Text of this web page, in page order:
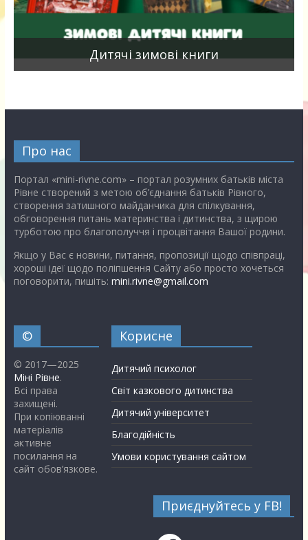
Дитячі зимові книги
Про нас
Портал «mini-rivne.com» – портал розумних батьків міста
Рівне створений з метою об’єднання батьків Рівного,
створення затишного майданчика для спілкування,
обговорення питань материнства і дитинства, з щирою
турботою про благополуччя і процвітання Вашої родини.
Якщо у Вас є новини, питання, пропозиції щодо співпраці,
хороші ідеї щодо поліпшення Сайту або просто хочеться
поговорити, пишіть: mini.rivne@gmail.com
©
© 2017—2025
Міні Рівне.
Всі права
захищені.
При копіюванні
матеріалів
активне
посилання на
сайт обов’язкове.
Корисне
Дитячий психолог
Світ казкового дитинства
Дитячий університет
Благодійність
Умови користування сайтом
Приєднуйтесь у FB!